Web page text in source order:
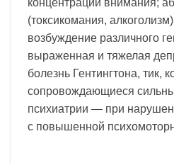
(токсикомания,
возбуждение различного
выраженная и тяжелая
болезнь Гентингтона, тик,
сопровождающиеся
психиатрии — при
с повышенной